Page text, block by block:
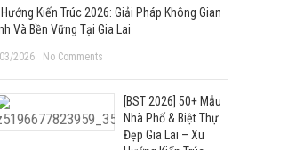
Kiến Trúc 2026: Giải Pháp Không Gian
Và Bền Vững Tại Gia Lai
2026 No Comments
[BST 2026] 50+ Mẫu
Nhà Phố & Biệt Thự
Đẹp Gia Lai – Xu